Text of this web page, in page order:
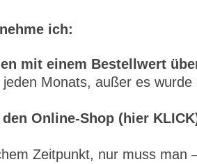
ich:
mit einem Bestellwert
Monats, außer es
Online-Shop (hier
Zeitpunkt, nur muss man